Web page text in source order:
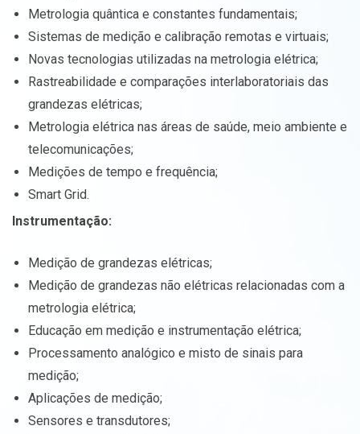
Metrologia quântica e constantes fundamentais;
Sistemas de medição e calibração remotas e virtuais;
Novas tecnologias utilizadas na metrologia elétrica;
Rastreabilidade e comparações interlaboratoriais das
grandezas elétricas;
Metrologia elétrica nas áreas de saúde, meio ambiente e
telecomunicações;
Medições de tempo e frequência;
Smart Grid.
Instrumentação:
Medição de grandezas elétricas;
Medição de grandezas não elétricas relacionadas com a
metrologia elétrica;
Educação em medição e instrumentação elétrica;
Processamento analógico e misto de sinais para
medição;
Aplicações de medição;
Sensores e transdutores;